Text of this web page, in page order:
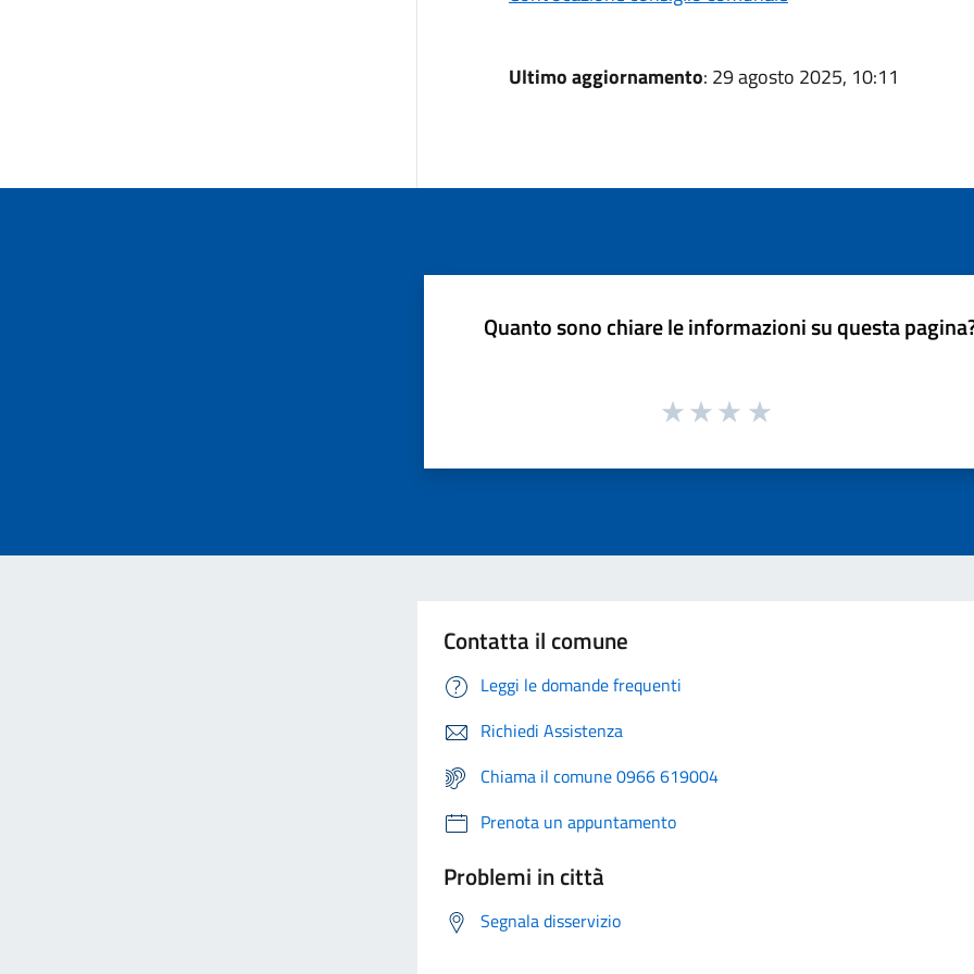
Ultimo aggiornamento: 29 agosto 2025, 10:11
Quanto sono chiare le informazioni su questa
Contatta il comune
Leggi le domande frequenti
Richiedi Assistenza
Chiama il comune 0966 619004
Prenota un appuntamento
Problemi in città
Segnala disservizio